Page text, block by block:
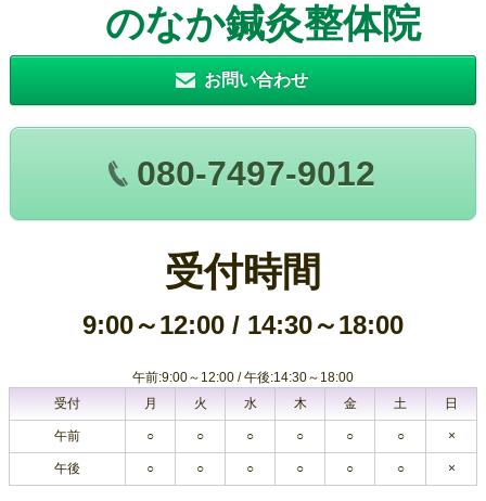
のなか鍼灸整体院
お問い合わせ
080-7497-9012
受付時間
9:00～12:00 / 14:30～18:00
午前:9:00～12:00 / 午後:14:30～18:00
受付
月 火 水 木 金 土 日
午前 ○ ○ ○ ○ ○ ○ ×
午後 ○ ○ ○ ○ ○ ○ ×